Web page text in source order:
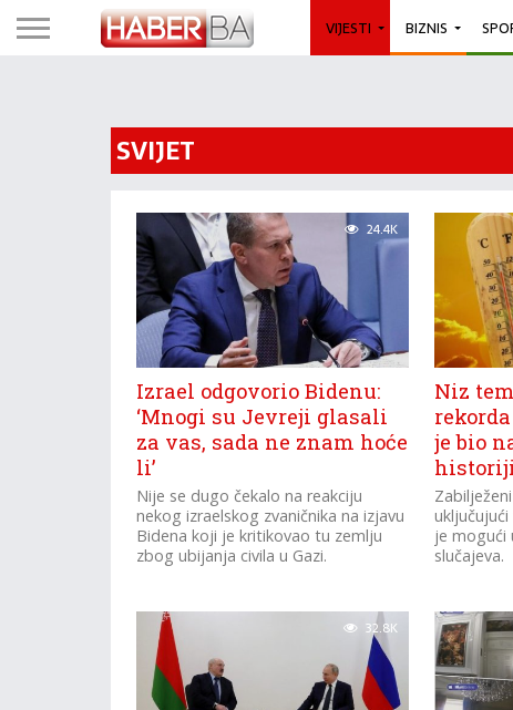
VIJESTI BIZNIS
SVIJET
24.4K
Izrael odgovorio Bidenu:
‘Mnogi su Jevreji glasali
za vas, sada ne znam hoće
li’
Nije se dugo čekalo na reakciju
nekog izraelskog zvaničnika na izjavu
Bidena koji je kritikovao tu zemlju
zbog ubijanja civila u Gazi.
Niz
je bio
je mogući
slučajeva.
32.8K